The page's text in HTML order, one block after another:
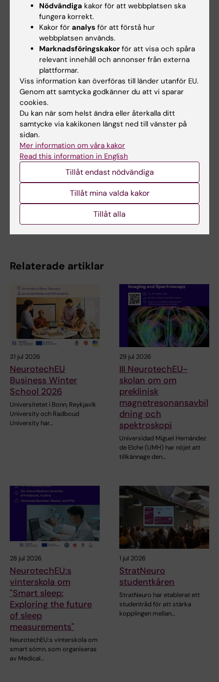
and meta-analysis
”, Filip Gedin, Sebastian
Blomé, Moa Ponten, Maria Lalouni, Jens Fust,
Andreé Raquette, Viktor Vadenmark
Lundquist, William H. Thompson och Karin
Jensen,JAMA Network Open, online 28
november, 2022, doi:
10.1001/jamanetworkopen.2022.43848
Tags
Klinisk neurovetenskap Läkemedel
Smärtforskning
Anna Molin 2022-11-28
Dela
Relaterade artiklar
31 jul 2026
NeurotechEU
Business Winter
School 2026
Universitetet i Bonn, Reykjavík
University och Radboud
University har…
29 jul 2026
III NeurotechEU-
skolan om om
preklinisk
magnetresonansavbil
dning och
spektroskopi
Universidad Miguel Hernández
de Elche (UMH) har nöjet att
tillkännage den…
28 jul 2026
NeurotechEU:s
vinterskola om
"Smart sleep:
Exploring the future
of sleep
measurements"
NeurotechEU:s vinterskola om
smart sömn, som organiseras
av Medical…
1 jul 2026
StratNeuro
studentkåren
StratNeuro har etablerat ett
studentråd för att stärka
kopplingen mellan…
Nödvändiga kakor för att webbplatsen ska
fungera korrekt.
Kakor för analys för att förstå hur
webbplatsen används.
Marknadsföringskakor för att visa och spåra
relevant innehåll och annonser från externa
plattformar.
Viss information kan överföras till länder utanför EU.
Genom att samtycka godkänner du att vi sparar
cookies.
Du kan när som helst ändra eller återkalla ditt
samtycke via kakikonen längst ned till vänster på
sidan.
Mer information om våra kakor
Read this information in English
Tillåt endast nödvändiga
Tillåt mina valda kakor
Tillåt alla